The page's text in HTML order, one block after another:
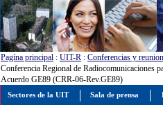
Pagína principal : UIT-R : Conferencias y
Conferencia Regional de Radiocomunicaciones
Acuerdo GE89 (CRR-06-Rev.GE89)
Sectores de la UIT Sala de prensa